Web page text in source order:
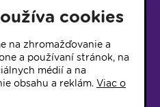
KLUB
PRIHLÁŠKA
práva vyhradené
cookies
na zhromažďovanie a
a používaní stránok, na
médií a na
obsahu a reklám. Viac o